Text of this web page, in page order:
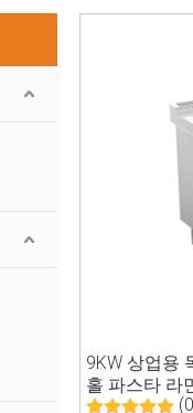
9KW 상업용
홀 파스타 라